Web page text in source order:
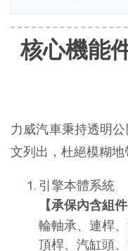
核心機能
力威汽車秉持透明
文列出，杜絕模糊地
引擎本體系統
【承保內含組件
輪軸承、連桿
頂桿、汽缸頭